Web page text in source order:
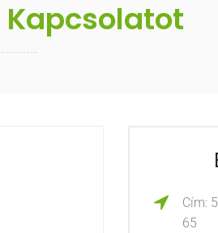
Kapcsolatot
Cím:
65